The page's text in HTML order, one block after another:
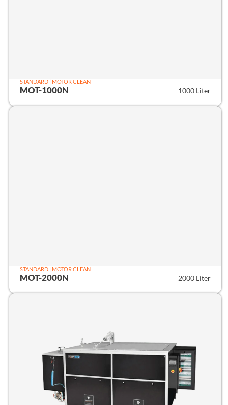
STANDARD | MOTOR CLEAN
MOT-1000N 1000 Liter
STANDARD | MOTOR CLEAN
MOT-2000N 2000 Liter